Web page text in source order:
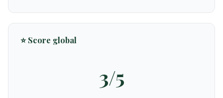
⭐ Score global
3/5